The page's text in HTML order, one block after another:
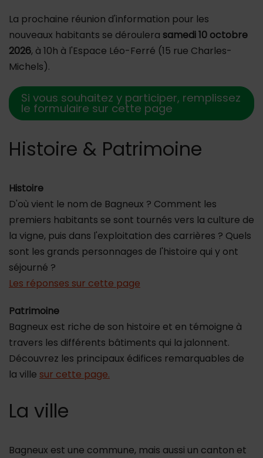
La prochaine réunion d'information pour les
nouveaux habitants se déroulera samedi 10 octobre
2026, à 10h à l'Espace Léo-Ferré (15 rue Charles-
Michels).
Si vous souhaitez y participer, remplissez
le formulaire sur cette page
Histoire & Patrimoine
Histoire
D'où vient le nom de Bagneux ? Comment les
premiers habitants se sont tournés vers la culture de
la vigne, puis dans l'exploitation des carrières ? Quels
sont les grands personnages de l'histoire qui y ont
séjourné ?
Les réponses sur cette page
Patrimoine
Bagneux est riche de son histoire et en témoigne à
travers les différents bâtiments qui la jalonnent.
Découvrez les principaux édifices remarquables de
la ville sur cette page.
La ville
Bagneux est une commune, mais aussi un canton et